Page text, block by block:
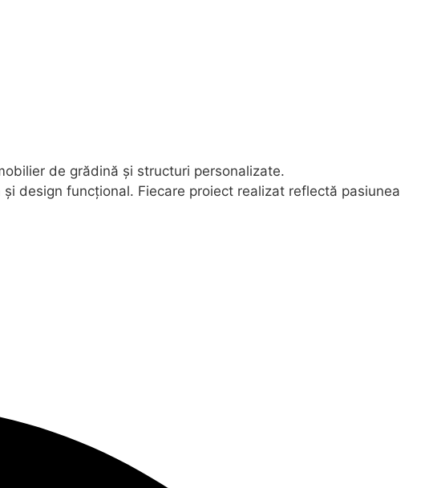
de grădină și structuri personalizate.
design funcțional. Fiecare proiect realizat reflectă pasiunea